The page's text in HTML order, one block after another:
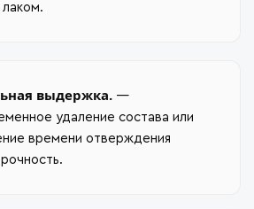
выдержка. —
удаление состава или
времени отверждения